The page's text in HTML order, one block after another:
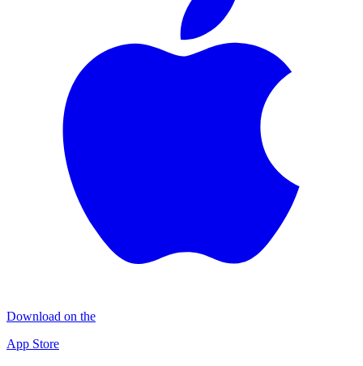
Download on the
App Store